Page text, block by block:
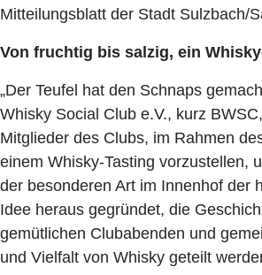
Mitteilungsblatt der Stadt Sulzbach/
Von fruchtig bis salzig, ein
„Der Teufel hat den Schnaps
Whisky Social Club e.V., kurz
Mitglieder des Clubs, im Rahmen
einem Whisky-Tasting vorzustellen,
der besonderen Art im Innenhof der
Idee heraus gegründet, die
gemütlichen Clubabenden und
und Vielfalt von Whisky geteilt